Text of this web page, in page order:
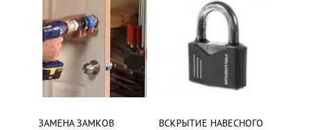
ЗАМЕНА ЗАМКОВ
ВСКРЫТИЕ НАВЕСНОГО